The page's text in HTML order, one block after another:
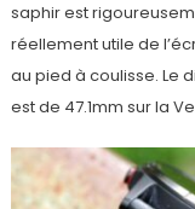
saphir est
réellement utile de
au pied à coulisse. Le
est de 47.1mm sur la